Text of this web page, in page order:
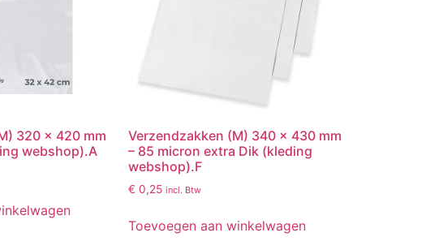
320 x 420 mm
webshop).A
Verzendzakken (M) 340 x 430 mm
– 85 micron extra Dik (kleding
webshop).F
€ 0,25 incl. Btw
Toevoegen aan winkelwagen